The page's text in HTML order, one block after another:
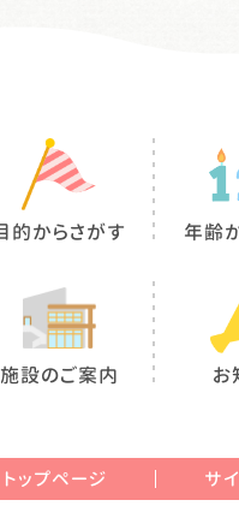
的からさがす 年齢
施設のご案内 お
トップページ サ